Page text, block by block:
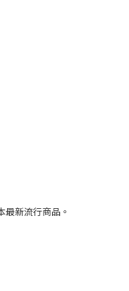
新流行商品。